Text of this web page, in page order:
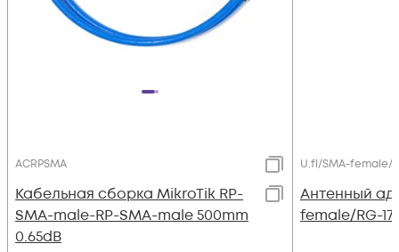
ACRPSMA
Кабельная сборка MikroTik RP-
SMA-male-RP-SMA-male 500mm
0.65dB
U.fl/SMA-female/
Антенный
female/RG-